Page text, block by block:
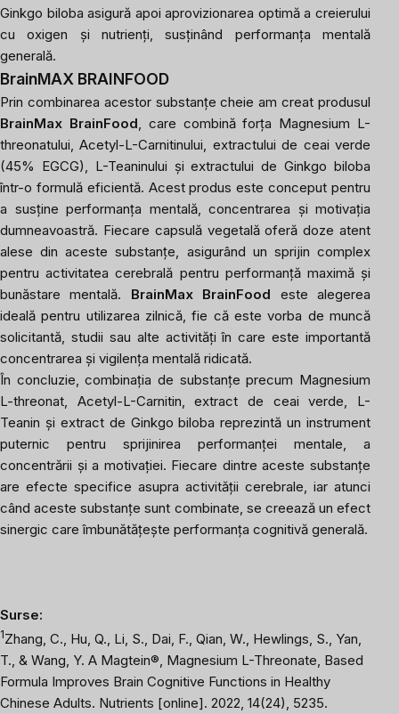
Ginkgo biloba asigură apoi aprovizionarea optimă a creierului
cu oxigen și nutrienți, susținând performanța mentală
generală.
BrainMAX BRAINFOOD
Prin combinarea acestor substanțe cheie am creat produsul
BrainMax BrainFood, care combină forța Magnesium L-
threonatului, Acetyl-L-Carnitinului, extractului de ceai verde
(45% EGCG), L-Teaninului și extractului de Ginkgo biloba
într-o formulă eficientă. Acest produs este conceput pentru
a susține performanța mentală, concentrarea și motivația
dumneavoastră. Fiecare capsulă vegetală oferă doze atent
alese din aceste substanțe, asigurând un sprijin complex
pentru activitatea cerebrală pentru performanță maximă și
bunăstare mentală. BrainMax BrainFood este alegerea
ideală pentru utilizarea zilnică, fie că este vorba de muncă
solicitantă, studii sau alte activități în care este importantă
concentrarea și vigilența mentală ridicată.
În concluzie, combinația de substanțe precum Magnesium
L-threonat, Acetyl-L-Carnitin, extract de ceai verde, L-
Teanin și extract de Ginkgo biloba reprezintă un instrument
puternic pentru sprijinirea performanței mentale, a
concentrării și a motivației. Fiecare dintre aceste substanțe
are efecte specifice asupra activității cerebrale, iar atunci
când aceste substanțe sunt combinate, se creează un efect
sinergic care îmbunătățește performanța cognitivă generală.
Surse:
1Zhang, C., Hu, Q., Li, S., Dai, F., Qian, W., Hewlings, S., Yan,
T., & Wang, Y. A Magtein®, Magnesium L-Threonate, Based
Formula Improves Brain Cognitive Functions in Healthy
Chinese Adults. Nutrients [online]. 2022, 14(24), 5235.